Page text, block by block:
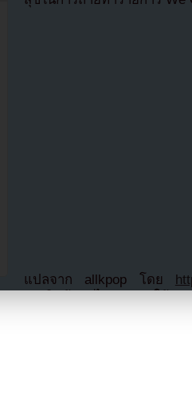
แปลจาก allkpop โดย
เครดิตด้วย (ไม่อนุญาตให้